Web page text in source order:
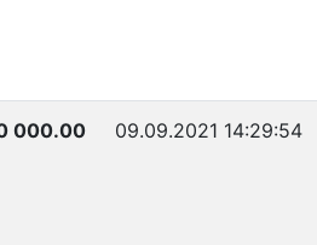
000.00 09.09.2021 14:29:54